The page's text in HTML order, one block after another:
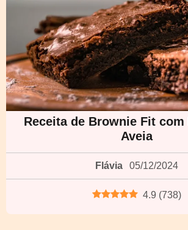
Receita de Brownie Fit com
Aveia
Flávia 05/12/2024
4.9 (738)